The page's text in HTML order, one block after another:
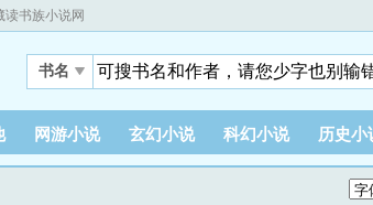
读书族小说网
书名
网游小说 玄幻小说 科幻小说 历史小